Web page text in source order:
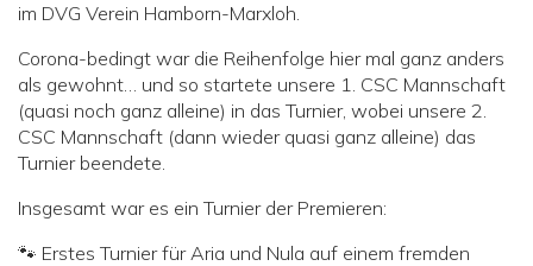
im DVG Verein Hamborn-Marxloh.
Corona-bedingt war die Reihenfolge hier mal ganz anders
als gewohnt… und so startete unsere 1. CSC Mannschaft
(quasi noch ganz alleine) in das Turnier, wobei unsere 2.
CSC Mannschaft (dann wieder quasi ganz alleine) das
Turnier beendete.
Insgesamt war es ein Turnier der Premieren:
🐾 Erstes Turnier für Aria und Nula auf einem fremden